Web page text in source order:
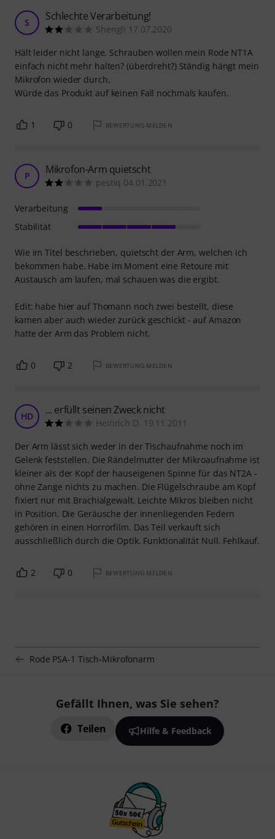
S Schlechte Verarbeitung!
Shengli 17.07.2020
Hält leider nicht lange. Schrauben wollen mein Rode NT1A
einfach nicht mehr halten? (überdreht?) Ständig hängt mein
Mikrofon wieder durch.
Würde das Produkt auf keinen Fall nochmals kaufen.
1 0 BEWERTUNG MELDEN
P Mikrofon-Arm quietscht
pestiq 04.01.2021
Wie im Titel beschrieben, quietscht der Arm, welchen ich
bekommen habe. Habe im Moment eine Retoure mit
Austausch am laufen, mal schauen was die ergibt.
Edit: habe hier auf Thomann noch zwei bestellt, diese
kamen aber auch wieder zurück geschickt - auf Amazon
hatte der Arm das Problem nicht.
Verarbeitung
Stabilität
0 2 BEWERTUNG MELDEN
HD ... erfüllt seinen Zweck nicht
Heinrich D. 19.11.2011
Der Arm lässt sich weder in der Tischaufnahme noch im
Gelenk feststellen. Die Rändelmutter der Mikroaufnahme ist
kleiner als der Kopf der hauseigenen Spinne für das NT2A -
ohne Zange nichts zu machen. Die Flügelschraube am Kopf
fixiert nur mit Brachialgewalt. Leichte Mikros bleiben nicht
in Position. Die Geräusche der innenliegenden Federn
gehören in einen Horrorfilm. Das Teil verkauft sich
ausschließlich durch die Optik. Funktionalität Null. Fehlkauf.
2 0 BEWERTUNG MELDEN
Rode PSA-1 Tisch-Mikrofonarm
Gefällt Ihnen, was Sie sehen?
Teilen Hilfe & Feedback